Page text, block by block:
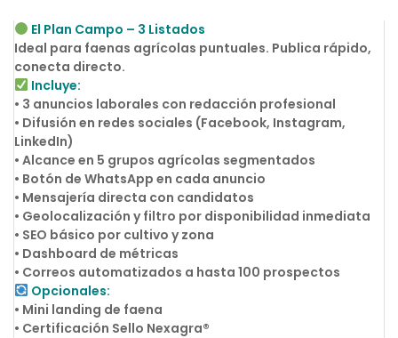
El Plan Campo – 3 Listados
Ideal para faenas agrícolas puntuales. Publica rápido,
conecta directo.
Incluye:
• 3 anuncios laborales con redacción profesional
• Difusión en redes sociales (Facebook, Instagram,
LinkedIn)
• Alcance en 5 grupos agrícolas segmentados
• Botón de WhatsApp en cada anuncio
• Mensajería directa con candidatos
• Geolocalización y filtro por disponibilidad inmediata
• SEO básico por cultivo y zona
• Dashboard de métricas
• Correos automatizados a hasta 100 prospectos
Opcionales:
• Mini landing de faena
• Certificación Sello Nexagra®